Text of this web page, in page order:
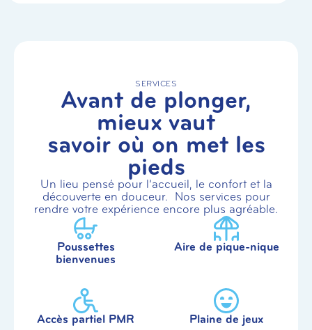
SERVICES
Avant de plonger,
mieux vaut
savoir où on met les
pieds
Un lieu pensé pour l’accueil, le confort et la
découverte en douceur. Nos services pour
rendre votre expérience encore plus agréable.
Poussettes
bienvenues
Aire de pique-nique
Accès partiel PMR Plaine de jeux